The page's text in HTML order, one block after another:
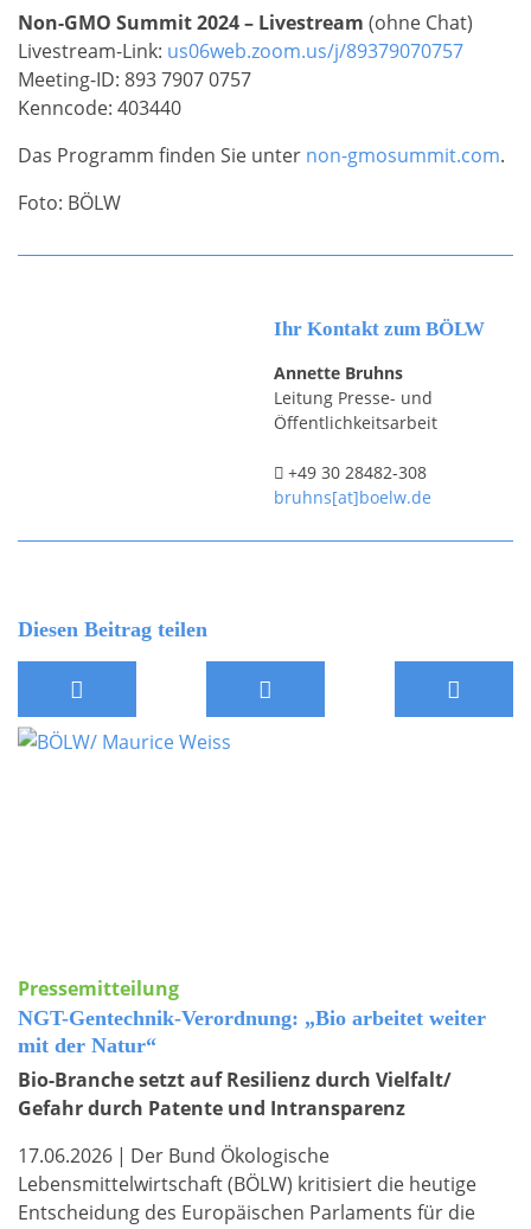
Non-GMO Summit 2024 – Livestream (ohne Chat)
Livestream-Link: us06web.zoom.us/j/89379070757
Meeting-ID: 893 7907 0757
Kenncode: 403440
Das Programm finden Sie unter non-gmosummit.com.
Foto: BÖLW
Ihr Kontakt zum BÖLW
Annette Bruhns
Leitung Presse- und
Öffentlichkeitsarbeit
+49 30 28482-308
bruhns[at]boelw.de
Diesen Beitrag teilen
Pressemitteilung
NGT-Gentechnik-Verordnung: „Bio arbeitet weiter
mit der Natur“
Bio-Branche setzt auf Resilienz durch Vielfalt/
Gefahr durch Patente und Intransparenz
17.06.2026 | Der Bund Ökologische
Lebensmittelwirtschaft (BÖLW) kritisiert die heutige
Entscheidung des Europäischen Parlaments für die